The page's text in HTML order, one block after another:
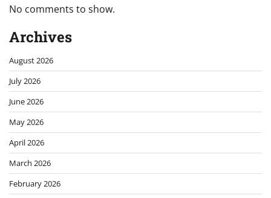
No comments to show.
Archives
August 2026
July 2026
June 2026
May 2026
April 2026
March 2026
February 2026